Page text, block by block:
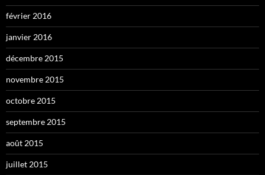
février 2016
janvier 2016
décembre 2015
novembre 2015
octobre 2015
septembre 2015
août 2015
juillet 2015